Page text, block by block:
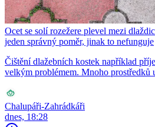
Ocet se solí rozežere plevel mezi
jeden správný poměr, jinak to nefunguje
Čištění dlažebních kostek například
velkým problémem. Mnoho prostředků
Chalupáři-Zahrádkáři
dnes, 18:28